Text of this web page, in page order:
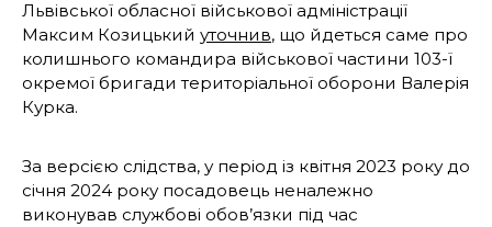
Львівської обласної військової адміністрації
Максим Козицький уточнив, що йдеться саме про
колишнього командира військової частини 103-ї
окремої бригади територіальної оборони Валерія
Курка.
За версією слідства, у період із квітня 2023 року до
січня 2024 року посадовець неналежно
виконував службові обов’язки під час